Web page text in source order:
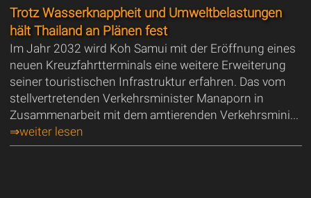
Trotz Wasserknappheit und Umweltbelastungen
hält Thailand an Plänen fest
Im Jahr 2032 wird Koh Samui mit der Eröffnung eines
neuen Kreuzfahrtterminals eine weitere Erweiterung
seiner touristischen Infrastruktur erfahren. Das vom
stellvertretenden Verkehrsminister Manaporn in
Zusammenarbeit mit dem amtierenden Verkehrsmini...
⇒weiter lesen